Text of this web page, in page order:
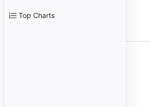
Top Charts